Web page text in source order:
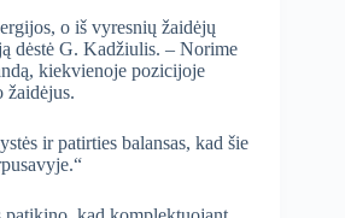
o iš vyresnių žaidėjų
dėstė G. Kadžiulis. – Norime
kiekvienoje pozicijoje
žaidėjus.
ir patirties balansas, kad šie